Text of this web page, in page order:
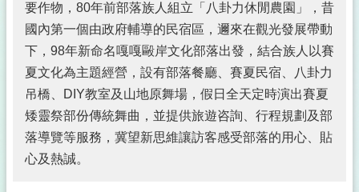
要作物，80年前部落族人組立「八卦力休閒農園」，昔
國內第一個由政府輔導的民宿區，邇來在觀光發展帶動
下，98年新命名嘎嘎毆岸文化部落出發，結合族人以賽
夏文化為主題經營，設有部落餐廳、賽夏民宿、八卦力
吊橋、DIY教室及山地原舞場，假日全天定時演出賽夏
矮靈祭部份傳統舞曲，並提供旅遊咨詢、行程規劃及部
落導覽等服務，冀望新思維讓訪客感受部落的用心、貼
心及熱誠。